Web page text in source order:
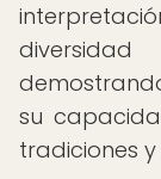
su
tradiciones